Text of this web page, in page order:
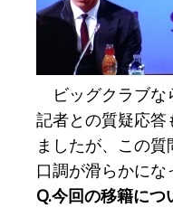
ビッグクラブな
記者との質疑応答
ましたが、この
口調が滑らかにな
Q.今回の移籍に